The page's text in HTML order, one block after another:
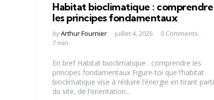
Habitat bioclimatique : comprendre
les principes fondamentaux
Posted
by
byArthur Fournier juillet 4, 2026
0 Comments
7 min
En bref Habitat bioclimatique : comprendre les
principes fondamentaux Figure-toi que l’habitat
bioclimatique vise à réduire l’énergie en tirant parti
du site, de l’orientation...